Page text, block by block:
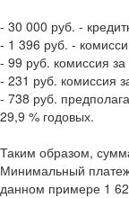
- 30 000 руб. -
- 1 396 руб. -
- 99 руб. комиссия
- 231 руб. комиссия
- 738 руб.
29,9 % годовых.
Таким образом,
Минимальный
данном примере 1